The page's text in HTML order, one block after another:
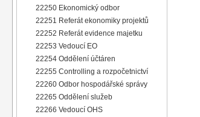
22250 Ekonomický odbor
22251 Referát ekonomiky projektů
22252 Referát evidence majetku
22253 Vedoucí EO
22254 Oddělení účtáren
22255 Controlling a rozpočetnictví
22260 Odbor hospodářské správy
22265 Oddělení služeb
22266 Vedoucí OHS